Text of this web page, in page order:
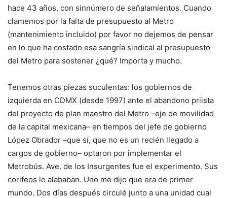
hace 43 años, con sinnúmero de señalamientos. Cuando
clamemos por la falta de presupuesto al Metro
(mantenimiento incluido) por favor no dejemos de pensar
en lo que ha costado esa sangría sindical al presupuesto
del Metro para sostener ¿qué? Importa y mucho.
Tenemos otras piezas suculentas: los gobiernos de
izquierda en CDMX (desde 1997) ante el abandono priista
del proyecto de plan maestro del Metro –eje de movilidad
de la capital mexicana– en tiempos del jefe de gobierno
López Obrador –que sí, que no es un recién llegado a
cargos de gobierno– optaron por implementar el
Metrobús. Ave. de los Insurgentes fue el experimento. Sus
corifeos lo alababan. Uno me dijo que era de primer
mundo. Dos días después circulé junto a una unidad cual